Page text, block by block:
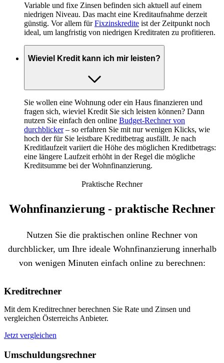
Variable und fixe Zinsen befinden sich aktuell auf einem
niedrigen Niveau. Das macht eine Kreditaufnahme derzeit
günstig. Vor allem fürFixzinskredite ist der Zeitpunkt noch
ideal, um langfristig von niedrigen Kreditraten zu profitieren.
Wieviel Kredit kann ich mir leisten?
Sie wollen eine Wohnung oder ein Haus finanzieren und
fragen sich, wieviel Kredit Sie sich leisten können? Dann
nutzen Sie einfach den online Budget-Rechner von
durchblicker– so erfahren Sie mit nur wenigen Klicks, wie
hoch der für Sie leistbare Kreditbetrag ausfällt. Je nach
Kreditlaufzeit variiert die Höhe des möglichen Kreditbetrags:
eine längere Laufzeit erhöht in der Regel die mögliche
Kreditsumme bei der Wohnfinanzierung.
Praktische Rechner
Wohn­finanzierung - praktische Rechner
Nutzen Sie die praktischen online Rechner von
durchblicker, um Ihre ideale Wohnfinanzierung innerhalb
von wenigen Minuten einfach online zu berechnen:
Kreditrechner
Mit dem Kreditrechner berechnen Sie Rate und Zinsen und
vergleichen Österreichs Anbieter.
Jetzt vergleichen
Umschuldungsrechner